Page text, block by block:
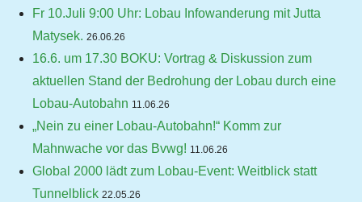
Fr 10.Juli 9:00 Uhr: Lobau Infowanderung mit Jutta
Matysek. 26.06.26
16.6. um 17.30 BOKU: Vortrag & Diskussion zum
aktuellen Stand der Bedrohung der Lobau durch eine
Lobau-Autobahn 11.06.26
„Nein zu einer Lobau-Autobahn!“ Komm zur
Mahnwache vor das Bvwg! 11.06.26
Global 2000 lädt zum Lobau-Event: Weitblick statt
Tunnelblick 22.05.26